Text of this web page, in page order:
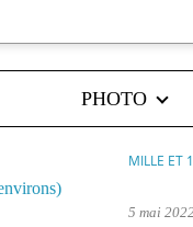
PHOTO
MILLE ET
5 mai 2022